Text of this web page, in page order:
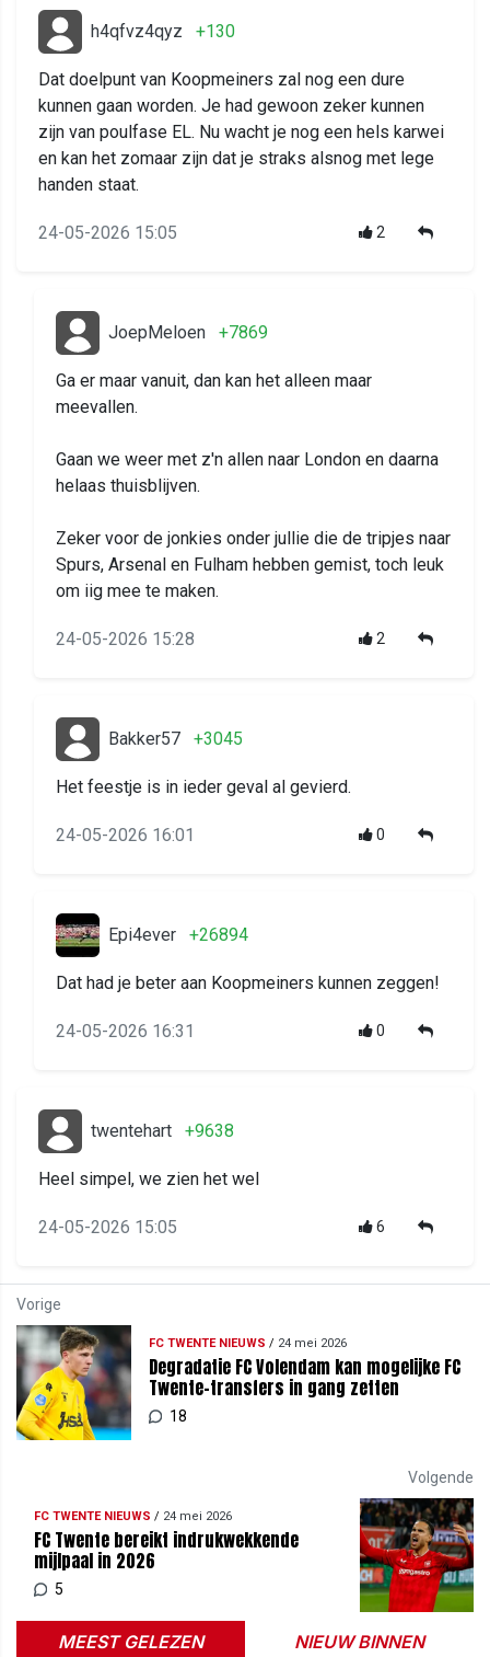
h4qfvz4qyz +130
Dat doelpunt van Koopmeiners zal nog een dure
kunnen gaan worden. Je had gewoon zeker kunnen
zijn van poulfase EL. Nu wacht je nog een hels karwei
en kan het zomaar zijn dat je straks alsnog met lege
handen staat.
24-05-2026 15:05 2
JoepMeloen +7869
Ga er maar vanuit, dan kan het alleen maar
meevallen.
Gaan we weer met z'n allen naar London en daarna
helaas thuisblijven.
Zeker voor de jonkies onder jullie die de tripjes naar
Spurs, Arsenal en Fulham hebben gemist, toch leuk
om iig mee te maken.
24-05-2026 15:28 2
Bakker57 +3045
Het feestje is in ieder geval al gevierd.
24-05-2026 16:01 0
Epi4ever +26894
Dat had je beter aan Koopmeiners kunnen zeggen!
24-05-2026 16:31 0
twentehart +9638
Heel simpel, we zien het wel
24-05-2026 15:05 6
Vorige
FC TWENTE NIEUWS / 24 mei 2026
Degradatie FC Volendam kan mogelijke FC
Twente-transfers in gang zetten
18
Volgende
FC TWENTE NIEUWS / 24 mei 2026
FC Twente bereikt indrukwekkende
mijlpaal in 2026
5
MEEST GELEZEN NIEUW BINNEN